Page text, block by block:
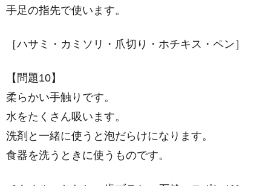
手足の指先で使います。
［ハサミ・カミソリ・爪切り・ホチキス・ペン］
【問題10】
柔らかい手触りです。
水をたくさん吸います。
洗剤と一緒に使うと泡だらけになります。
食器を洗うときに使うものです。